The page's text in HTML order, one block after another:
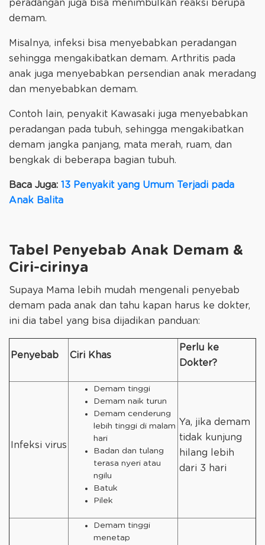
peradangan juga bisa menimbulkan reaksi berupa
demam.
Misalnya, infeksi bisa menyebabkan peradangan
sehingga mengakibatkan demam. Arthritis pada
anak juga menyebabkan persendian anak meradang
dan menyebabkan demam.
Contoh lain, penyakit Kawasaki juga menyebabkan
peradangan pada tubuh, sehingga mengakibatkan
demam jangka panjang, mata merah, ruam, dan
bengkak di beberapa bagian tubuh.
Baca Juga: 13 Penyakit yang Umum Terjadi pada
Anak Balita
Tabel Penyebab Anak Demam &
Ciri-cirinya
Supaya Mama lebih mudah mengenali penyebab
demam pada anak dan tahu kapan harus ke dokter,
ini dia tabel yang bisa dijadikan panduan:
Penyebab Ciri Khas
Perlu ke
Dokter?
Infeksi virus
Demam tinggi
Demam naik turun
Demam cenderung
lebih tinggi di malam
hari
Badan dan tulang
terasa nyeri atau
ngilu
Batuk
Pilek
Ya, jika demam
tidak kunjung
hilang lebih
dari 3 hari
Demam tinggi
menetap